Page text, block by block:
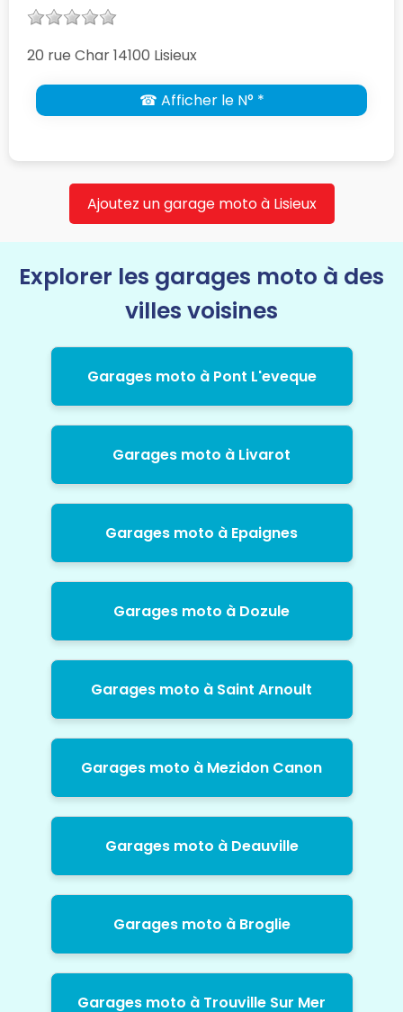
20 rue Char 14100 Lisieux
☎ Afficher le N° *
Ajoutez un garage moto à Lisieux
Explorer les garages moto à des
villes voisines
Garages moto à Pont L'eveque
Garages moto à Livarot
Garages moto à Epaignes
Garages moto à Dozule
Garages moto à Saint Arnoult
Garages moto à Mezidon Canon
Garages moto à Deauville
Garages moto à Broglie
Garages moto à Trouville Sur Mer